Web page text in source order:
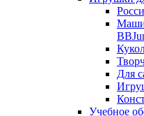
Для
Учебное